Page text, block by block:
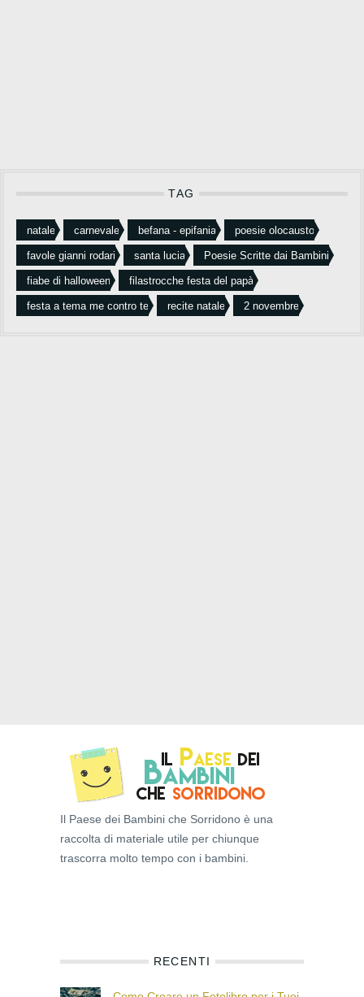
TAG
natale carnevale befana - epifania poesie olocausto
favole gianni rodari santa lucia Poesie Scritte dai Bambini
fiabe di halloween filastrocche festa del papà
festa a tema me contro te recite natale 2 novembre
Il Paese dei Bambini che Sorridono è una
raccolta di materiale utile per chiunque
trascorra molto tempo con i bambini.
RECENTI